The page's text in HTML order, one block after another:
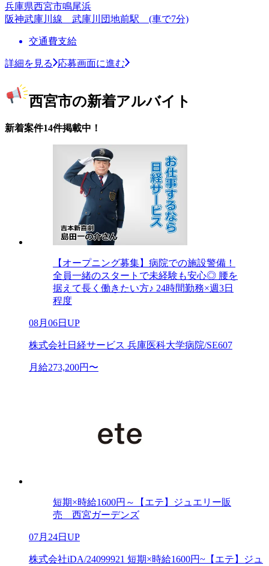
兵庫県西宮市鳴尾浜
阪神武庫川線 武庫川団地前駅 (車で7分)
交通費支給
詳細を見る 応募画面に進む
西宮市の新着アルバイト
新着案件14件掲載中！
【オープニング募集】病院での施設警備！
全員一緒のスタートで未経験も安心◎ 腰を
据えて長く働きたい方♪ 24時間勤務×週3日
程度
08月06日UP
株式会社日経サービス 兵庫医科大学病院/SE607
月給273,200円〜
短期×時給1600円～【エテ】ジュエリー販
売 西宮ガーデンズ
07月24日UP
株式会社iDA/24099921 短期×時給1600円~【エテ】ジュ